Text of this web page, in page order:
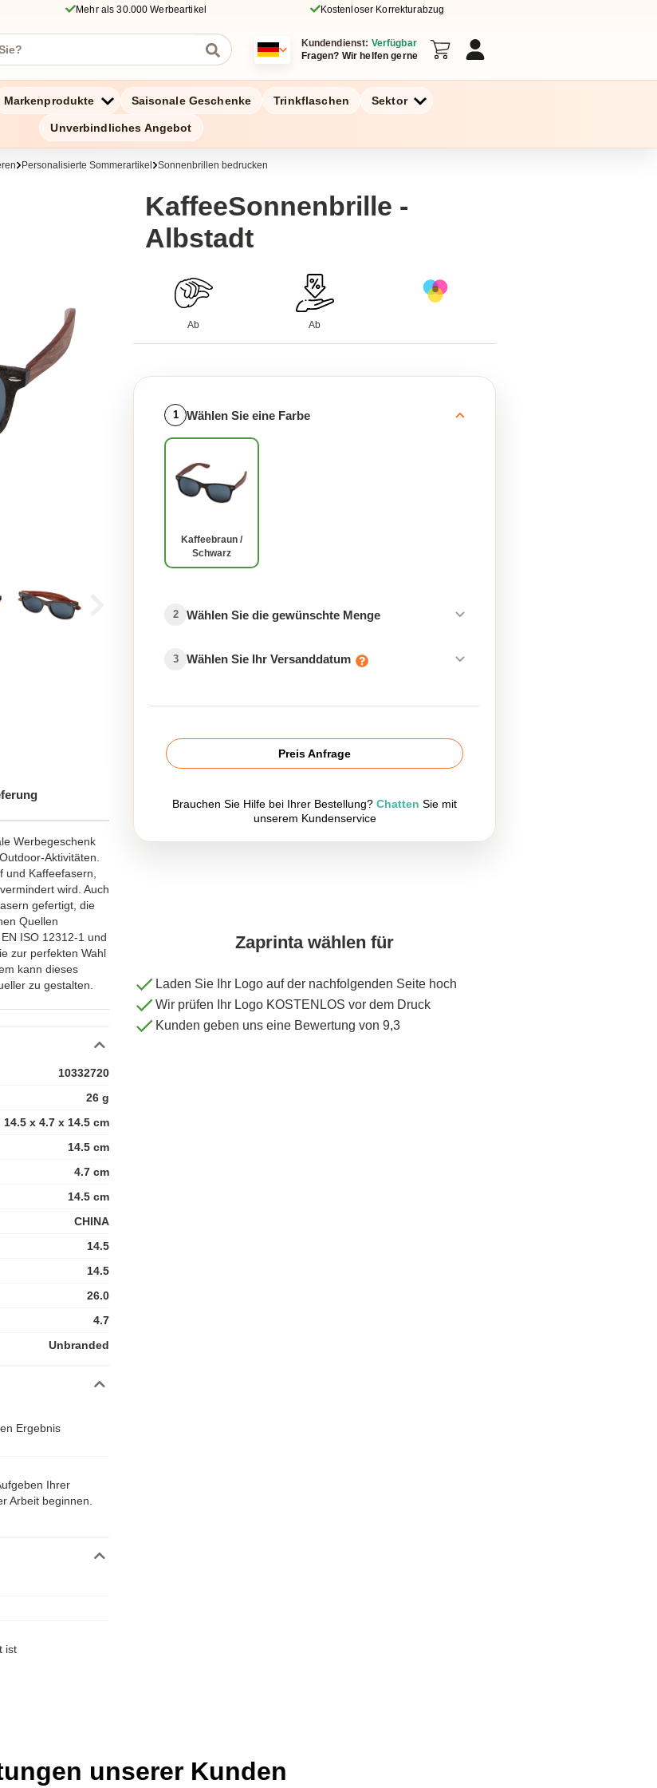
Mehr als 30.000 Werbeartikel Kostenloser Korrekturabzug
Kundendienst: Verfügbar
Fragen? Wir helfen gerne
Markenprodukte Saisonale Geschenke Trinkflaschen Sektor
Unverbindliches Angebot
Personalisierte Sommerartikel Sonnenbrillen bedrucken
Werbegeschenk
Aktivitäten.
Kaffeefasern,
wird. Auch
gefertigt, die
Quellen
ISO 12312-1 und
zur perfekten Wahl
kann dieses
zu gestalten.
10332720
26 g
14.5 x 4.7 x 14.5 cm
14.5 cm
4.7 cm
14.5 cm
CHINA
14.5
14.5
26.0
4.7
Unbranded
Ergebnis
Ihrer
Arbeit beginnen.
ist
KaffeeSonnenbrille -
Albstadt
Ab Ab
1 Wählen Sie eine Farbe
Kaffeebraun /
Schwarz
2 Wählen Sie die gewünschte Menge
3 Wählen Sie Ihr Versanddatum
Preis Anfrage
Brauchen Sie Hilfe bei Ihrer Bestellung? Chatten Sie mit
unserem Kundenservice
Zaprinta wählen für
Laden Sie Ihr Logo auf der nachfolgenden Seite hoch
Wir prüfen Ihr Logo KOSTENLOS vor dem Druck
Kunden geben uns eine Bewertung von 9,3
unserer Kunden